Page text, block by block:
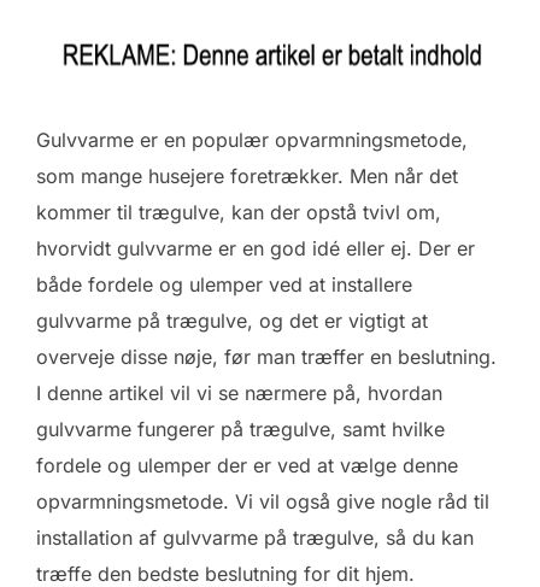
Gulvvarme er en populær opvarmningsmetode,
som mange husejere foretrækker. Men når det
kommer til trægulve, kan der opstå tvivl om,
hvorvidt gulvvarme er en god idé eller ej. Der er
både fordele og ulemper ved at installere
gulvvarme på trægulve, og det er vigtigt at
overveje disse nøje, før man træffer en beslutning.
I denne artikel vil vi se nærmere på, hvordan
gulvvarme fungerer på trægulve, samt hvilke
fordele og ulemper der er ved at vælge denne
opvarmningsmetode. Vi vil også give nogle råd til
installation af gulvvarme på trægulve, så du kan
træffe den bedste beslutning for dit hjem.